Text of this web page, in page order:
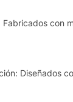
con
Diseñados